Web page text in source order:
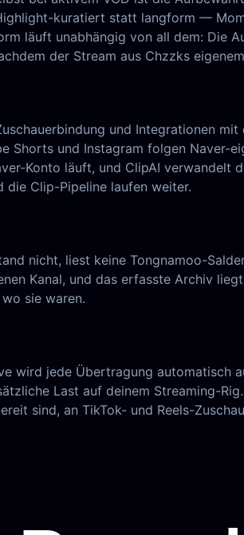
kuratiert statt langform —
läuft unabhängig von all dem: Die
der Stream aus Chzzks
und Integrationen
Shorts und Instagram folgen Naver-
Konto läuft, und ClipAI
die Clip-Pipeline laufen weiter.
nicht, liest keine Tongnamoo-
Kanal, und das erfasste Archiv
sie waren.
wird jede Übertragung
Last auf deinem Streaming-
sind, an TikTok- und Reels-